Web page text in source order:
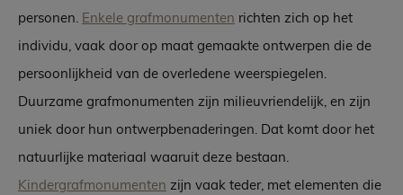
personen. Enkele grafmonumenten richten zich op het
individu, vaak door op maat gemaakte ontwerpen die de
persoonlijkheid van de overledene weerspiegelen.
Duurzame grafmonumenten zijn milieuvriendelijk, en zijn
uniek door hun ontwerpbenaderingen. Dat komt door het
natuurlijke materiaal waaruit deze bestaan.
Kindergrafmonumenten zijn vaak teder, met elementen die